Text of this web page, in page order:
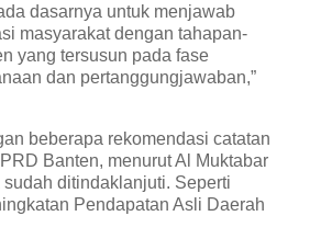
dasarnya untuk menjawab
masyarakat dengan tahapan-
yang tersusun pada fase
dan pertanggungjawaban,”
beberapa rekomendasi catatan
Banten, menurut Al Muktabar
ditindaklanjuti. Seperti
Pendapatan Asli Daerah